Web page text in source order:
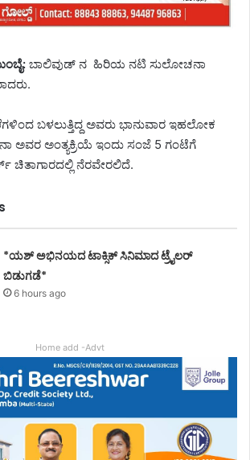
ಬಾಲಿವುಡ್ ನ ಹಿರಿಯ ನಟಿ ಸುಲೋಚನಾ
ಬಳಲುತ್ತಿದ್ದ ಅವರು ಭಾನುವಾರ ಇಹಲೋಕ
ಅವರ ಅಂತ್ಯಕ್ರಿಯೆ ಇಂದು ಸಂಜೆ 5 ಗಂಟೆಗೆ
ಚಿತಾಗಾರದಲ್ಲಿ ನೆರವೇರಲಿದೆ.
*ಯಶ್ ಅಭಿನಯದ ಟಾಕ್ಸಿಕ್ ಸಿನಿಮಾದ ಟ್ರೈಲರ್
ಬಿಡುಗಡೆ*
6 hours ago
Home add -Advt